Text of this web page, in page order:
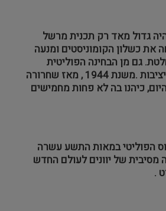
גדול מאד רק תכנית מרשל
את כשלון הקומוניסטים ומנעה
גם מן הבחינה הפוליטית
הייתה יוון רחוקה מיציבות .משנת 1944 , מאז שחרורה
כיהנו בה לא פחות מחמישים
הפוליטי במאות התשע עשרה
מסיבית של יוונים לעולם החדש
.